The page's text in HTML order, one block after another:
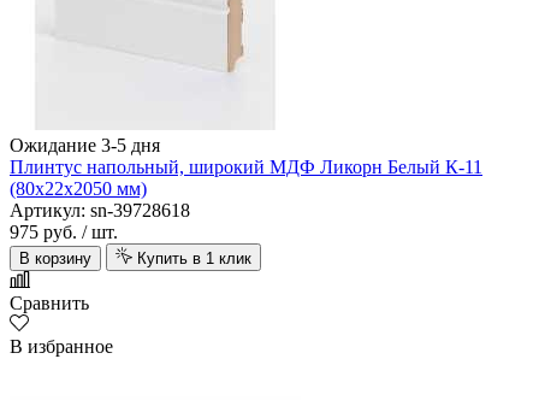
Ожидание 3-5 дня
Плинтус напольный, широкий МДФ Ликорн Белый К-11
(80х22х2050 мм)
Артикул: sn-39728618
975 руб. / шт.
В корзину Купить в 1 клик
Сравнить
В избранное